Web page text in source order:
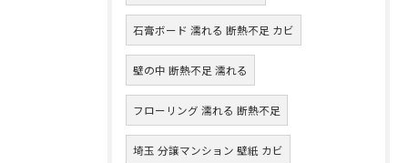
石膏ボード 濡れる 断熱不足 カビ
壁の中 断熱不足 濡れる
フローリング 濡れる 断熱不足
埼玉 分譲マンション 壁紙 カビ